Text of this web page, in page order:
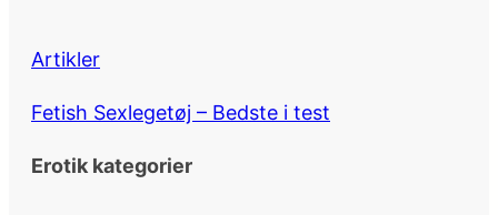
Artikler
Fetish Sexlegetøj – Bedste i test
Erotik kategorier